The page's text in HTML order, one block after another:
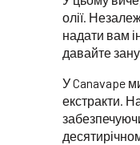
олії.
надати вам
давайте
У Canavape
екстракти.